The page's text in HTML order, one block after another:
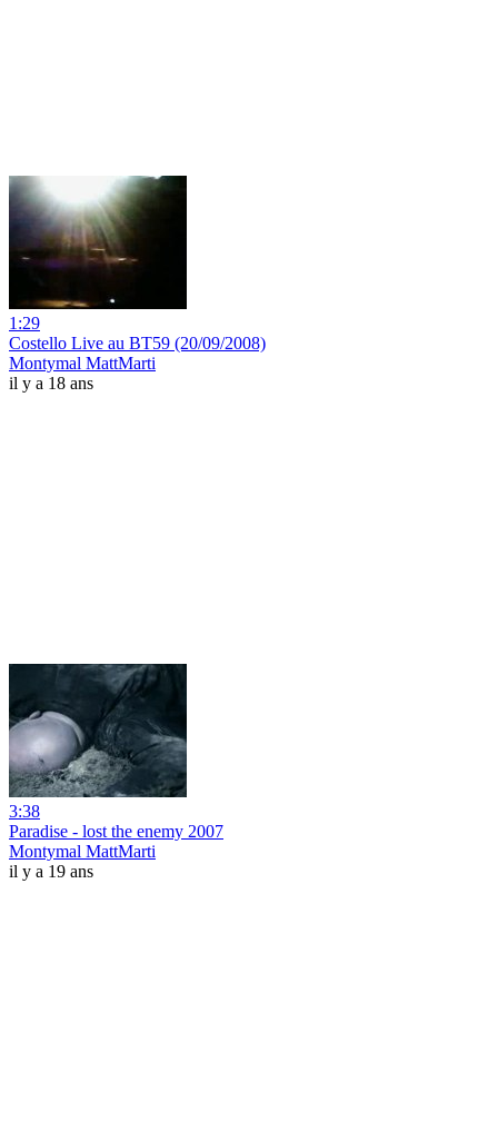
1:29
Costello Live au BT59 (20/09/2008)
Montymal MattMarti
il y a 18 ans
3:38
Paradise - lost the enemy 2007
Montymal MattMarti
il y a 19 ans